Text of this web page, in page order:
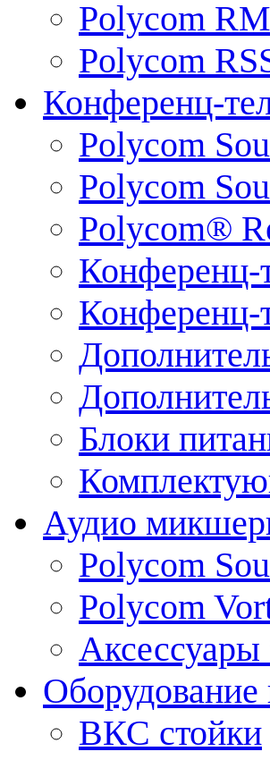
Polycom
Polycom
Конференц-
Polycom
Polycom
Polycom®
Конференц-
Конференц-
Блоки
Аудио
Polycom
Polycom
Аксессуары
ВКС стойки